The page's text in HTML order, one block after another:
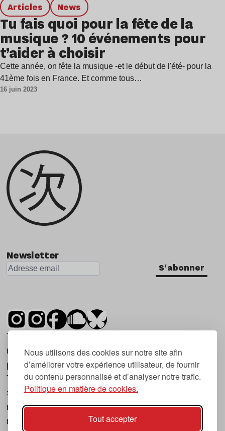
Nous utilisons des cookies sur notre site afin
d’améliorer votre expérience utilisateur, de fournir
du contenu personnalisé et d’analyser notre trafic.
Politique en matière de cookies.
Tout accepter
Articles news
Tu fais quoi pour la fête de la
musique ? 10 événements pour
t’aider à choisir
Cette année, on fête la musique -et le début de l'été- pour la
41ème fois en France. Et comme tous…
16 juin 2023
Newsletter
S'abonner
Tsugi est un mensuel indépendant sur la
musique et les nouvelles tendances, dont la
première parution date de 2007.
Tsugi en japonais signifie « prochain », « suivant
», ce qui correspond à la thématique du
magazine, à l’affût des nouvelles tendances
musicales, qu’elles viennent de la musique